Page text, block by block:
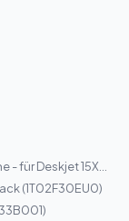
(1T02F30EU0)